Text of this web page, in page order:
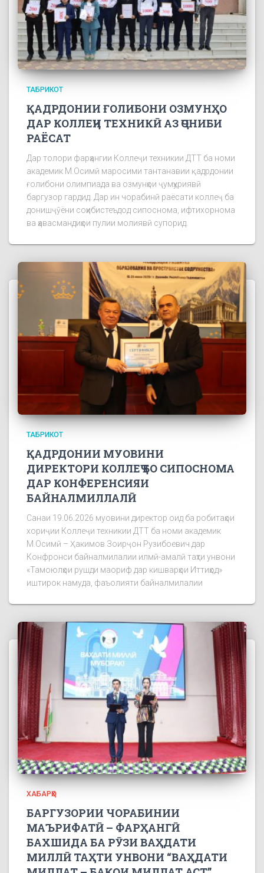
ТАБРИКОТ
ҚАДРДОНИИ ҒОЛИБОНИ ОЗМУНҲО
ДАР КОЛЛЕҶИ ТЕХНИКӢ АЗ ҶОНИБИ
РАЁСАТ
Дар толори фарҳангии Коллеҷи техникии ДТТ ба номи
академик М.Осимӣ маросими тантанавии қадрдонии
ғолибони олимпиада ва озмунҳои ҷумҳуриявӣ
баргузор гардид. Дар ин чорабинӣ раёсати коллеҷ ба
донишҷӯёни соҳибистеъдод сипоснома, ифтихорнома
ва ҳавасмандиҳои пулии молиявӣ супорид.
ТАБРИКОТ
ҚАДРДОНИИ МУОВИНИ
ДИРЕКТОРИ КОЛЛЕҶ БО СИПОСНОМА
ДАР КОНФЕРЕНСИЯИ
БАЙНАЛМИЛЛАЛӢ
Санаи 19.06.2026 муовини директор оид ба робитаҳои
хориҷии Коллеҷи техникии ДТТ ба номи академик
М.Осимӣ – Ҳакимов Зоирҷон Рузибоевич дар
Конфронси байналмилалии илмӣ-амалӣ таҳти унвони
«Тамоюлҳои рушди маориф дар кишварҳои Иттиҳод»
иштирок намуда, фаъолияти байналмилалии
ХАБАРҲО
БАРГУЗОРИИ ЧОРАБИНИИ
МАЪРИФАТӢ – ФАРҲАНГӢ
БАХШИДА БА РӮЗИ ВАҲДАТИ
МИЛЛӢ ТАҲТИ УНВОНИ “ВАҲДАТИ